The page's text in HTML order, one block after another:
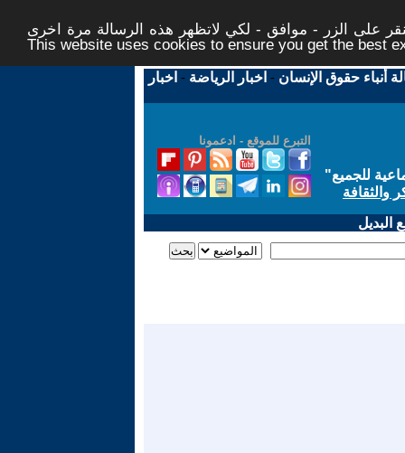
على الزر - موافق - لكي لاتظهر هذه الرسالة مرة اخرى -
This website uses cookies to ensure you get the best
أنباء حقوق الإنسان - اخبار الرياضة - اخبار
التبرع للموقع - ادعمونا
للجميع"
والثقافة
البديل